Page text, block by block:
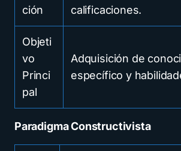
ción
calificaciones.
Objeti
vo
Princi
pal
Adquisición de
específico y
Paradigma Constructivista